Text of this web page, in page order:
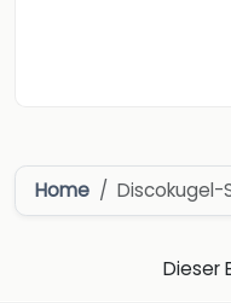
Home Discokugel-
Dieser